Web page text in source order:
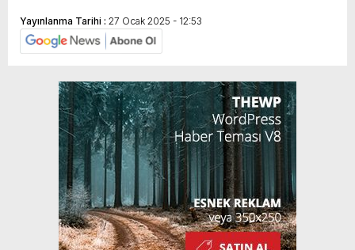
Yayınlanma Tarihi : 27 Ocak 2025 - 12:53